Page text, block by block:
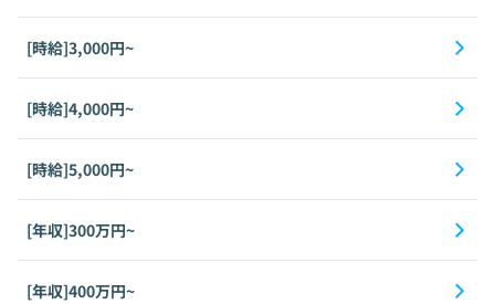
[時給]3,000円~
[時給]4,000円~
[時給]5,000円~
[年収]300万円~
[年収]400万円~